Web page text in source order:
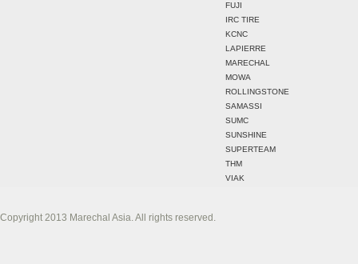
FUJI
IRC TIRE
KCNC
LAPIERRE
MARECHAL
MOWA
ROLLINGSTONE
SAMASSI
SUMC
SUNSHINE
SUPERTEAM
THM
VIAK
Copyright 2013 Marechal Asia. All rights reserved.